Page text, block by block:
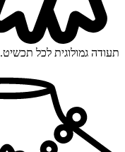
תעודה גמולוגית לכל תכשיט.